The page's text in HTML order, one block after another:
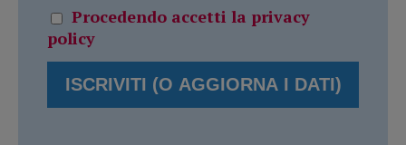
Procedendo accetti la privacy
policy